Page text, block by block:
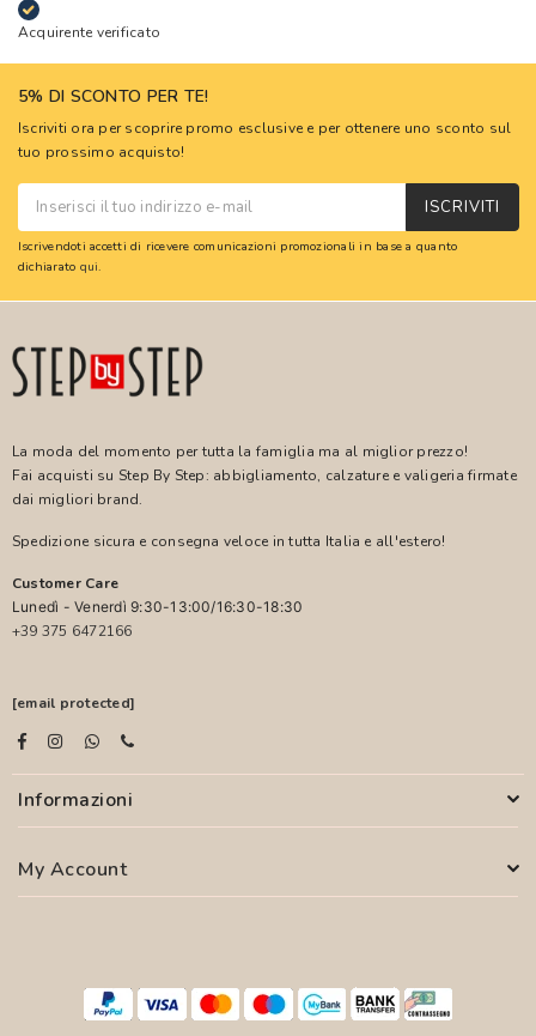
Acquirente verificato
5% DI SCONTO PER TE!
Iscriviti ora per scoprire promo esclusive e per ottenere uno sconto sul
tuo prossimo acquisto!
ISCRIVITI
Iscrivendoti accetti di ricevere comunicazioni promozionali in base a quanto
dichiarato qui.
La moda del momento per tutta la famiglia ma al miglior prezzo!
Fai acquisti su Step By Step: abbigliamento, calzature e valigeria firmate
dai migliori brand.
Spedizione sicura e consegna veloce in tutta Italia e all'estero!
Customer Care
Lunedì - Venerdì 9:30-13:00/16:30-18:30
+39 375 6472166
[email protected]
Informazioni
My Account